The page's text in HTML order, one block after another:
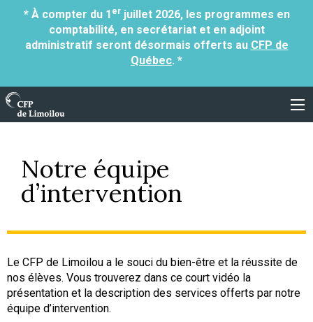
* À compter du 1 erjuillet 2026, les programmes en
comptabilité, en secrétariat et en adjoint
administratif seront désormais offerts au CFP de
Québec. *
Centre de formation professionnelle de
Notre équipe
d’intervention
Le CFP de Limoilou a le souci du bien-être et la réussite de
nos élèves. Vous trouverez dans ce court vidéo la
présentation et la description des services offerts par notre
équipe d’intervention.